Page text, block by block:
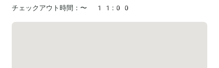
チェックアウト時間： 〜 11:00